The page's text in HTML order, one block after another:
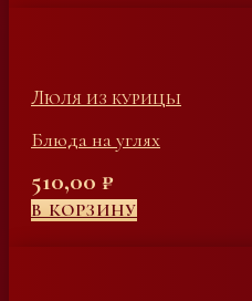
Люля из курицы
Блюда на углях
510,00 ₽
В КОРЗИНУ